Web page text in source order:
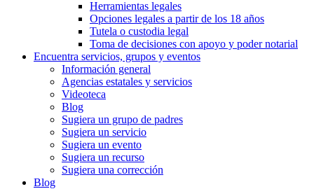
Herramientas legales
Opciones legales a partir de los 18 años
Tutela o custodia legal
Toma de decisiones con apoyo y poder notarial
Encuentra servicios, grupos y eventos
Información general
Agencias estatales y servicios
Videoteca
Blog
Sugiera un grupo de padres
Sugiera un servicio
Sugiera un evento
Sugiera un recurso
Sugiera una corrección
Blog